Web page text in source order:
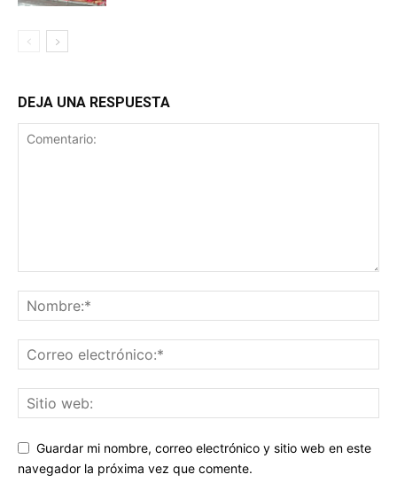
DEJA UNA RESPUESTA
Guardar mi nombre, correo electrónico y sitio web en este
navegador la próxima vez que comente.